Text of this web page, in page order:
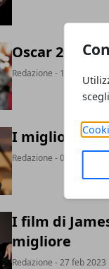
Oscar 2023:
Redazione - 11 mar 2023
I migliori 10
Redazione - 06 mar 2023
I film di
migliore
Redazione - 27 feb 2023